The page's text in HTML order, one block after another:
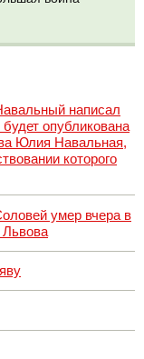
написал
опубликована
Юлия Навальная,
которого
умер вчера в
Львова